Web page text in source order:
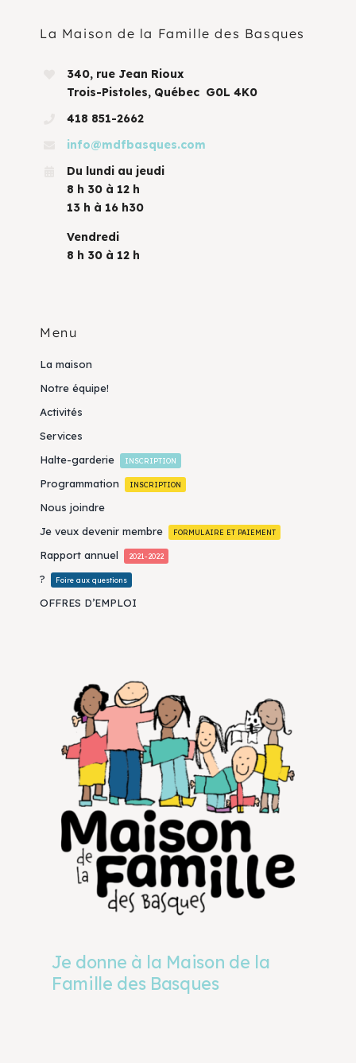
La Maison de la Famille des Basques
340, rue Jean Rioux
Trois-Pistoles, Québec G0L 4K0
418 851-2662
info@mdfbasques.com
Du lundi au jeudi
8 h 30 à 12 h
13 h à 16 h30
Vendredi
8 h 30 à 12 h
Menu
La maison
Notre équipe!
Activités
Services
Halte-garderie
INSCRIPTION
Programmation INSCRIPTION
Nous joindre
Je veux devenir membre
FORMULAIRE ET PAIEMENT
Rapport annuel 2021-2022
? Foire aux questions
OFFRES D’EMPLOI
Je donne à la Maison de la
Famille des Basques